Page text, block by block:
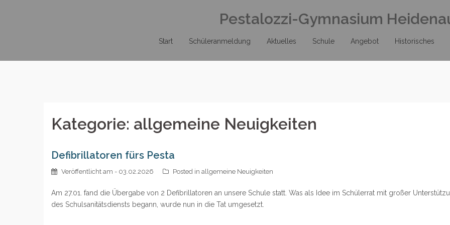
Pestalozzi-Gymnasium
Start Schüleranmeldung Aktuelles Schule Angebot Historisches
Kategorie: allgemeine Neuigkeiten
Defibrillatoren fürs Pesta
Veröffentlicht am - 03.02.2026 Posted in allgemeine Neuigkeiten
Am 27.01. fand die Übergabe von 2 Defibrillatoren an unsere Schule statt. Was als Idee im Schülerrat mit großer
des Schulsanitätsdiensts begann, wurde nun in die Tat umgesetzt.